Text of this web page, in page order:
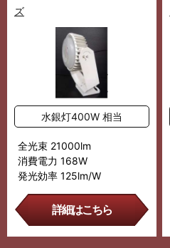
ズ
水銀灯400W 相当
全光束 21000lm
消費電力 168W
発光効率 125lm/W
詳細はこちら